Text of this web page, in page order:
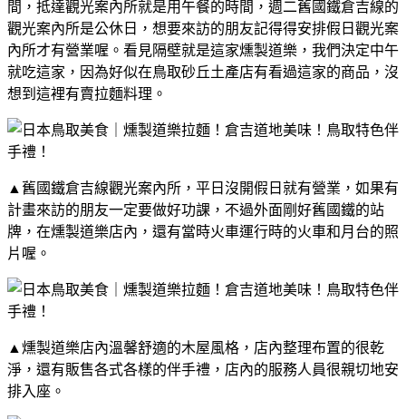
間，抵達觀光案內所就是用午餐的時間，週二舊國鐵倉吉線的
觀光案內所是公休日，想要來訪的朋友記得得安排假日觀光案
內所才有營業喔。看見隔壁就是這家燻製道樂，我們決定中午
就吃這家，因為好似在鳥取砂丘土產店有看過這家的商品，沒
想到這裡有賣拉麵料理。
▲舊國鐵倉吉線觀光案內所，平日沒開假日就有營業，如果有
計畫來訪的朋友一定要做好功課，不過外面剛好舊國鐵的站
牌，在燻製道樂店內，還有當時火車運行時的火車和月台的照
片喔。
▲燻製道樂店內溫馨舒適的木屋風格，店內整理布置的很乾
淨，還有販售各式各樣的伴手禮，店內的服務人員很親切地安
排入座。